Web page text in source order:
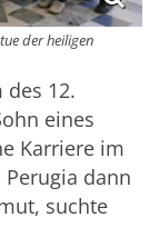
der heiligen
des 12.
eines
Karriere im
dann
suchte